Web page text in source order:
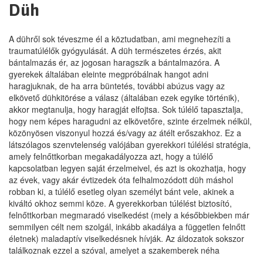
Düh
A dühről sok téveszme él a köztudatban, ami megnehezíti a
traumatúlélők gyógyulását. A düh természetes érzés, akit
bántalmazás ér, az jogosan haragszik a bántalmazóra. A
gyerekek általában eleinte megpróbálnak hangot adni
haragjuknak, de ha arra büntetés, további abúzus vagy az
elkövető dühkitörése a válasz (általában ezek egyike történik),
akkor megtanulja, hogy haragját elfojtsa. Sok túlélő tapasztalja,
hogy nem képes haragudni az elkövetőre, szinte érzelmek nélkül,
közönyösen viszonyul hozzá és/vagy az átélt erőszakhoz. Ez a
látszólagos szenvtelenség valójában gyerekkori túlélési stratégia,
amely felnőttkorban megakadályozza azt, hogy a túlélő
kapcsolatban legyen saját érzelmeivel, és azt is okozhatja, hogy
az évek, vagy akár évtizedek óta felhalmozódott düh máshol
robban ki, a túlélő esetleg olyan személyt bánt vele, akinek a
kiváltó okhoz semmi köze. A gyerekkorban túlélést biztosító,
felnőttkorban megmaradó viselkedést (mely a későbbiekben már
semmilyen célt nem szolgál, inkább akadálya a független felnőtt
életnek) maladaptív viselkedésnek hívják. Az áldozatok sokszor
találkoznak ezzel a szóval, amelyet a szakemberek néha